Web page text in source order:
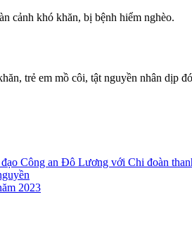
cảnh khó khăn, bị bệnh hiểm nghèo.
trẻ em mồ côi, tật nguyền nhân dịp
Công an Đô Lương với Chi đoàn
2023